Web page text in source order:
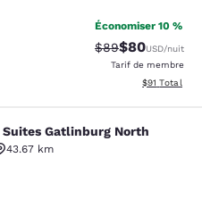
Économiser 10 %
Tarif barré :
$89Tarif réduit :
$80USD/nuit
Tarif de membre
Afficher les
$91 Total
Gatlinburg
Gatlinburg North
43.67 km
2357 commentaires